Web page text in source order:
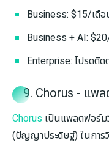
Business: $15/เดื
Business + AI:
Enterprise: โปรดติ
9. Chorus - แพ
Chorus เป็นแพลตฟอร์ม
(ปัญญาประดิษฐ์) ในการวิ